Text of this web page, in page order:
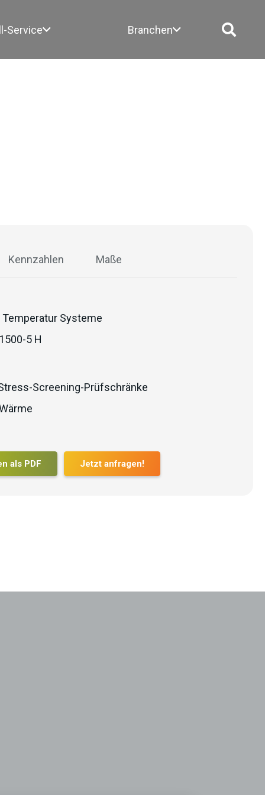
Service Branchen
Kennzahlen Maße
Temperatur Systeme
5 H
Screening-Prüfschränke
als PDF Jetzt anfragen!